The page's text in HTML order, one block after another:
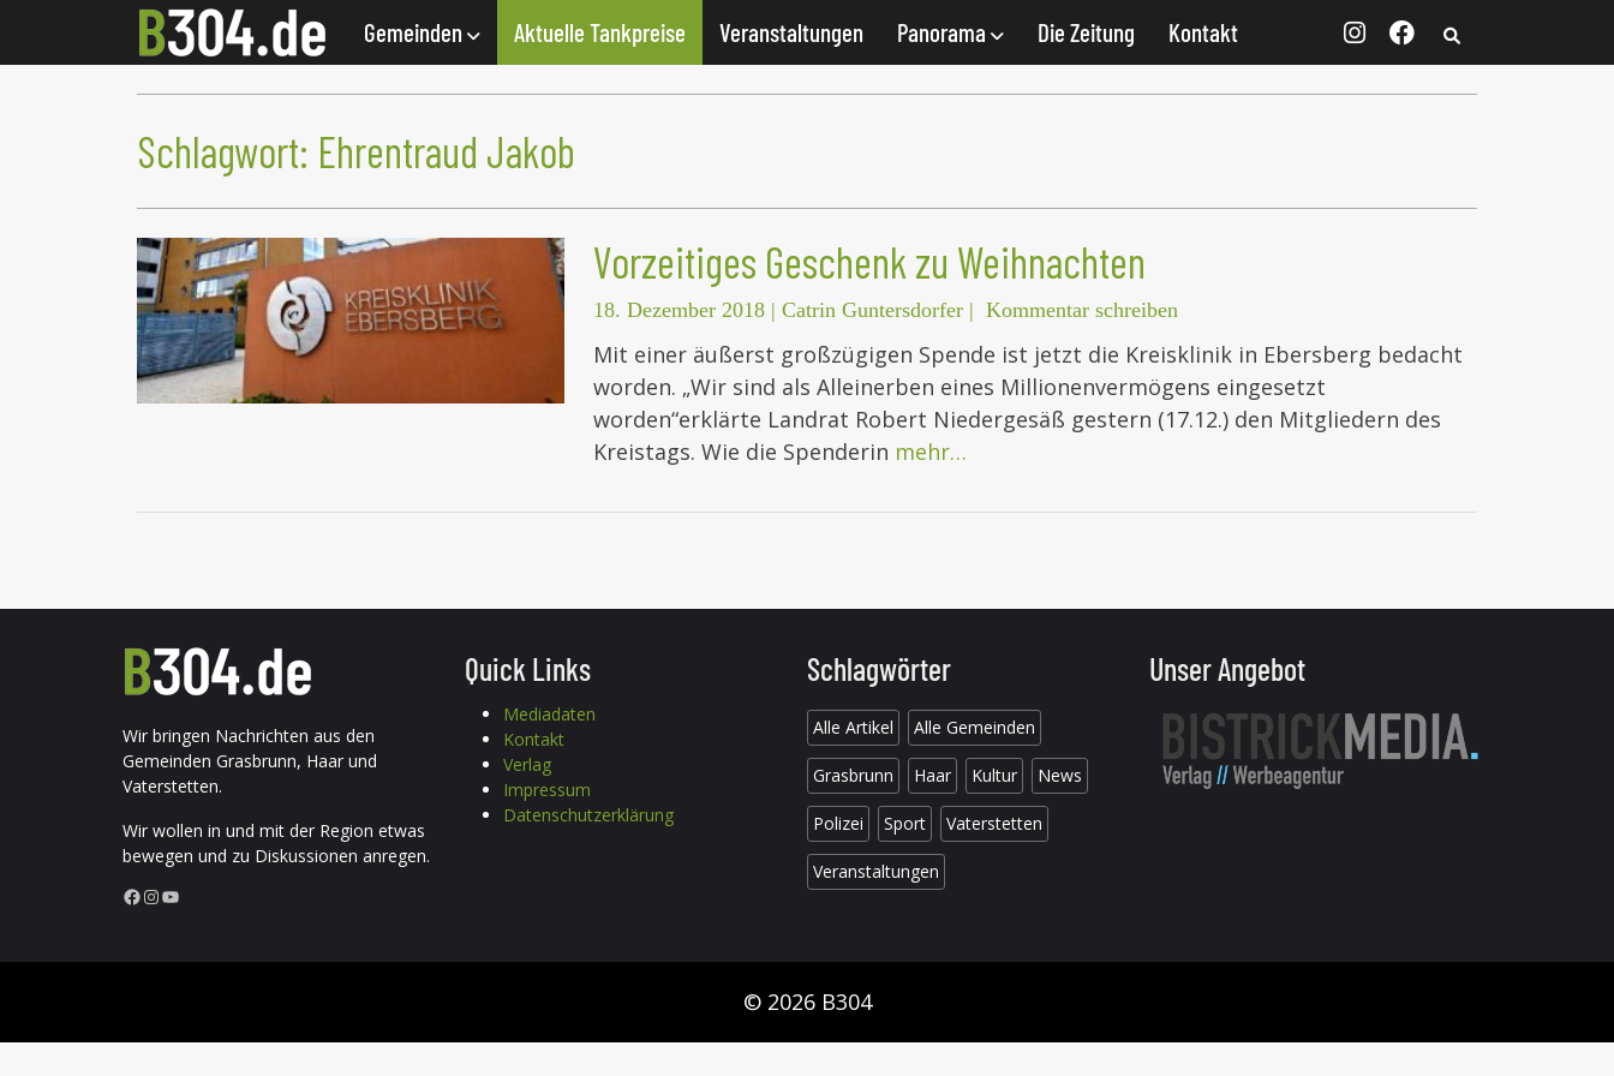
Gemeinden Aktuelle Tankpreise Veranstaltungen Panorama Die Zeitung Kontakt
Schlagwort: Ehrentraud Jakob
Vorzeitiges Geschenk zu Weihnachten
18. Dezember 2018 | Catrin Guntersdorfer | Kommentar schreiben
Mit einer äußerst großzügigen Spende ist jetzt die Kreisklinik in Ebersberg bedacht
worden. „Wir sind als Alleinerben eines Millionenvermögens eingesetzt
worden“erklärte Landrat Robert Niedergesäß gestern (17.12.) den Mitgliedern des
Kreistags. Wie die Spenderin mehr…
Wir bringen Nachrichten aus den
Gemeinden Grasbrunn, Haar und
Vaterstetten.
Wir wollen in und mit der Region etwas
bewegen und zu Diskussionen anregen.
Facebook InstagramYouTube
Quick Links
Mediadaten
Kontakt
Verlag
Impressum
Datenschutzerklärung
Schlagwörter
Alle Artikel Alle Gemeinden
Grasbrunn Haar Kultur News
Polizei Sport Vaterstetten
Veranstaltungen
Unser Angebot
© 2026 B304